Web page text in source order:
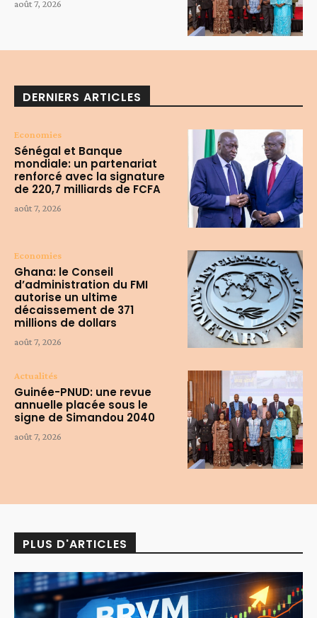
août 7, 2026
DERNIERS ARTICLES
Economies
Sénégal et Banque
mondiale: un partenariat
renforcé avec la signature
de 220,7 milliards de FCFA
août 7, 2026
Economies
Ghana: le Conseil
d’administration du FMI
autorise un ultime
décaissement de 371
millions de dollars
août 7, 2026
Actualités
Guinée-PNUD: une revue
annuelle placée sous le
signe de Simandou 2040
août 7, 2026
PLUS D'ARTICLES